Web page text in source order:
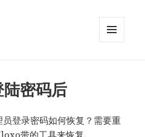
密码后
登录密码如何恢复？需要重